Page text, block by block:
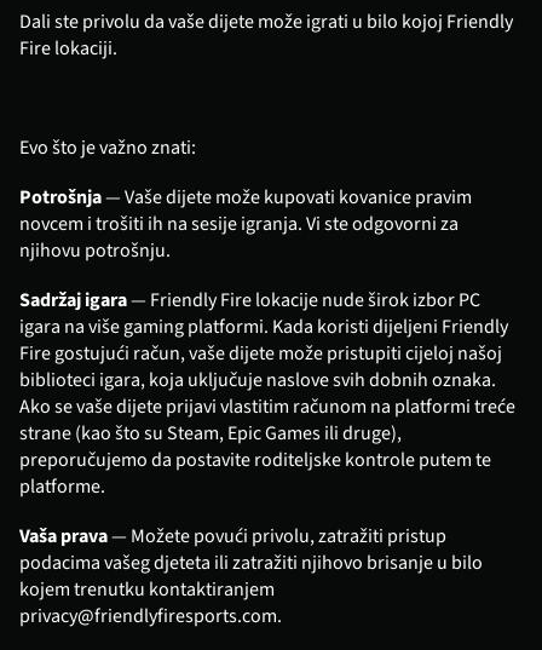
Dali ste privolu da vaše dijete može igrati u bilo kojoj Friendly
Fire lokaciji.
Evo što je važno znati:
Potrošnja — Vaše dijete može kupovati kovanice pravim
novcem i trošiti ih na sesije igranja. Vi ste odgovorni za
njihovu potrošnju.
Sadržaj igara — Friendly Fire lokacije nude širok izbor PC
igara na više gaming platformi. Kada koristi dijeljeni Friendly
Fire gostujući račun, vaše dijete može pristupiti cijeloj našoj
biblioteci igara, koja uključuje naslove svih dobnih oznaka.
Ako se vaše dijete prijavi vlastitim računom na platformi treće
strane (kao što su Steam, Epic Games ili druge),
preporučujemo da postavite roditeljske kontrole putem te
platforme.
Vaša prava — Možete povući privolu, zatražiti pristup
podacima vašeg djeteta ili zatražiti njihovo brisanje u bilo
privacy@friendlyfiresports.com.